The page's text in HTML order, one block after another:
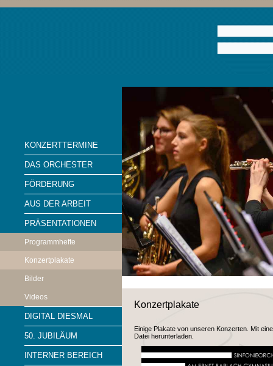
KONZERTTERMINE
DAS ORCHESTER
FÖRDERUNG
AUS DER ARBEIT
PRÄSENTATIONEN
Programmhefte
Konzertplakate
Bilder
Videos
DIGITAL DIESMAL
50. JUBILÄUM
INTERNER BEREICH
Konzertplakate
Einige Plakate von unseren Konzerten. Mit
Datei herunterladen.